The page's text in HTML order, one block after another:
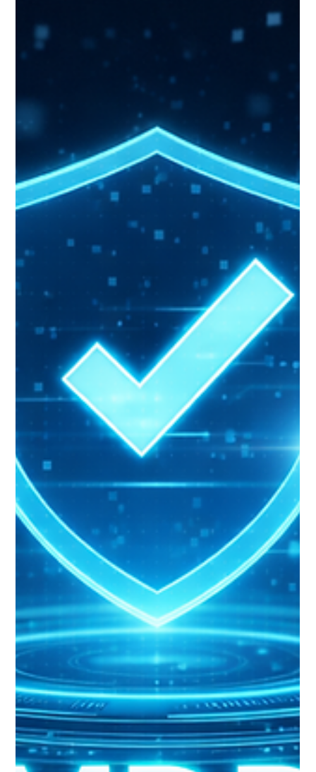
효과적인 보안 운영을 위해서는 위협을 신속하게
식별하고, 실제 위험 여부를 검증하며, 적절한 대응까지
이어질 수 있는 운영 체계가 필요합니다. PAGO
DeepACT MDR는 24시간 365일 보안 모니터링